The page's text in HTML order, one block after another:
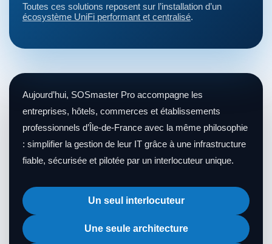
Toutes ces solutions reposent sur l’installation d’un
écosystème UniFi performant et centralisé.
Aujourd’hui, SOSmaster Pro accompagne les
entreprises, hôtels, commerces et établissements
professionnels d’Île-de-France avec la même philosophie
: simplifier la gestion de leur IT grâce à une infrastructure
fiable, sécurisée et pilotée par un interlocuteur unique.
Un seul interlocuteur
Une seule architecture